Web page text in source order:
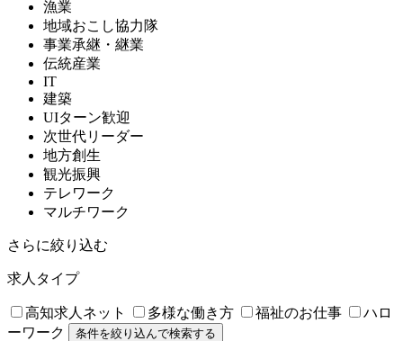
漁業
地域おこし協力隊
事業承継・継業
伝統産業
IT
建築
UIターン歓迎
次世代リーダー
地方創生
観光振興
テレワーク
マルチワーク
さらに絞り込む
求人タイプ
高知求人ネット 多様な働き方 福祉のお仕事
ハロ
ーワーク